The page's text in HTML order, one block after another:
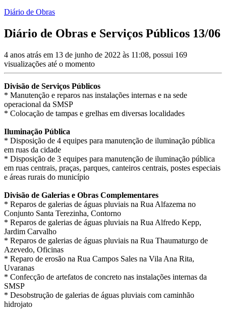
Diário de Obras
Diário de Obras e Serviços Públicos 13/06
4 anos atrás em 13 de junho de 2022 às 11:08, possui 169
visualizações até o momento
Divisão de Serviços Públicos
* Manutenção e reparos nas instalações internas e na sede
operacional da SMSP
* Colocação de tampas e grelhas em diversas localidades
Iluminação Pública
* Disposição de 4 equipes para manutenção de iluminação pública
em ruas da cidade
* Disposição de 3 equipes para manutenção de iluminação pública
em ruas centrais, praças, parques, canteiros centrais, postes especiais
e áreas rurais do município
Divisão de Galerias e Obras Complementares
* Reparos de galerias de águas pluviais na Rua Alfazema no
Conjunto Santa Terezinha, Contorno
* Reparos de galerias de águas pluviais na Rua Alfredo Kepp,
Jardim Carvalho
* Reparos de galerias de águas pluviais na Rua Thaumaturgo de
Azevedo, Oficinas
* Reparo de erosão na Rua Campos Sales na Vila Ana Rita,
Uvaranas
* Confecção de artefatos de concreto nas instalações internas da
SMSP
* Desobstrução de galerias de águas pluviais com caminhão
hidrojato